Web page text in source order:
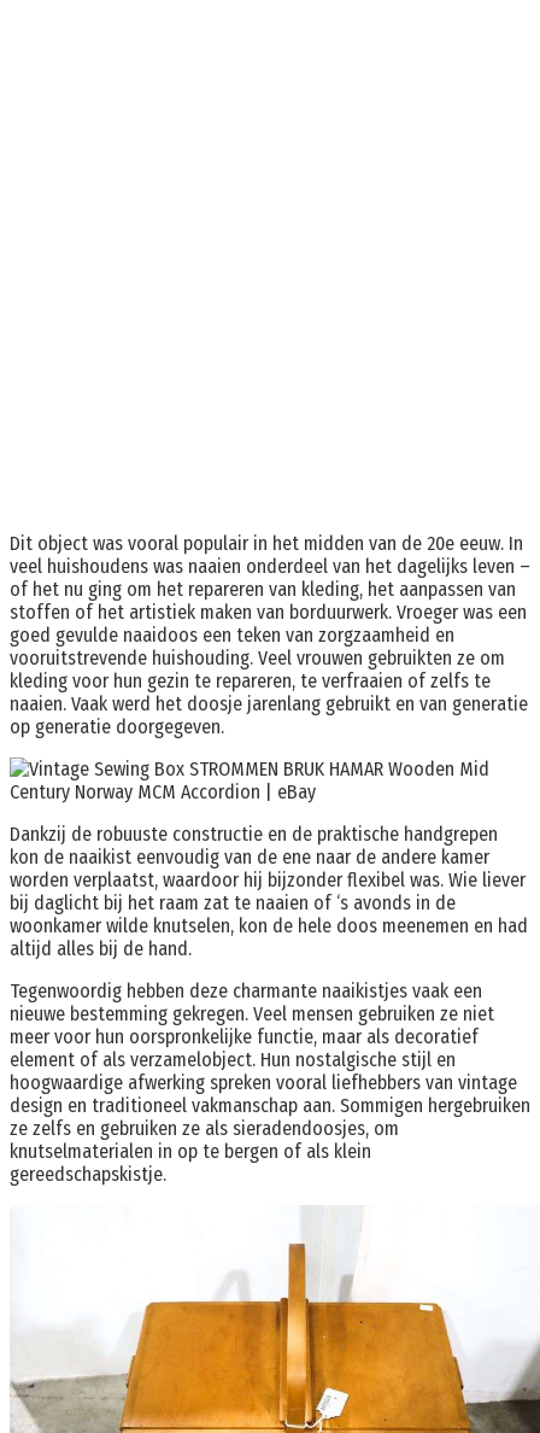
Dit object was vooral populair in het midden van de 20e eeuw. In
veel huishoudens was naaien onderdeel van het dagelijks leven –
of het nu ging om het repareren van kleding, het aanpassen van
stoffen of het artistiek maken van borduurwerk. Vroeger was een
goed gevulde naaidoos een teken van zorgzaamheid en
vooruitstrevende huishouding. Veel vrouwen gebruikten ze om
kleding voor hun gezin te repareren, te verfraaien of zelfs te
naaien. Vaak werd het doosje jarenlang gebruikt en van generatie
op generatie doorgegeven.
Dankzij de robuuste constructie en de praktische handgrepen
kon de naaikist eenvoudig van de ene naar de andere kamer
worden verplaatst, waardoor hij bijzonder flexibel was. Wie liever
bij daglicht bij het raam zat te naaien of ‘s avonds in de
woonkamer wilde knutselen, kon de hele doos meenemen en had
altijd alles bij de hand.
Tegenwoordig hebben deze charmante naaikistjes vaak een
nieuwe bestemming gekregen. Veel mensen gebruiken ze niet
meer voor hun oorspronkelijke functie, maar als decoratief
element of als verzamelobject. Hun nostalgische stijl en
hoogwaardige afwerking spreken vooral liefhebbers van vintage
design en traditioneel vakmanschap aan. Sommigen hergebruiken
ze zelfs en gebruiken ze als sieradendoosjes, om
knutselmaterialen in op te bergen of als klein
gereedschapskistje.